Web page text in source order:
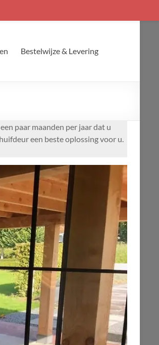
Bestelwijze & Levering
paar maanden per jaar dat u
een beste oplossing voor u.